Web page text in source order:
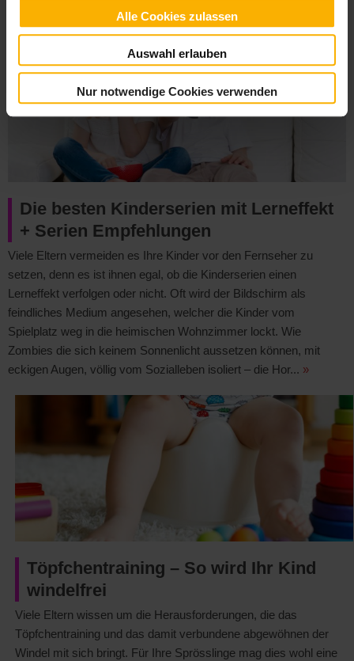
Alle Cookies zulassen
Auswahl erlauben
Nur notwendige Cookies verwenden
Die besten Kinderserien mit Lerneffekt
+ Serien Empfehlungen
Viele Eltern vermeiden es Ihre Kinder vor den Fernseher zu
setzen, denn es ist ihnen egal, ob die Kinderserien einen
Lerneffekt verfolgen oder nicht. Oft wird der Bildschirm als
feindliches Medium angesehen, welcher die Kinder vom
Spielplatz weg in die heimischen Wohnzimmer lockt. Wie
Zombies die sich keinem Sonnenlicht aussetzen können, mit
eckigen Augen, völlig vom Sozialleben isoliert – die Hor... »
Töpfchentraining – So wird Ihr Kind
windelfrei
Viele Eltern wissen um die Herausforderungen, die das
Töpfchentraining und das damit verbundene abgewöhnen der
Windel mit sich bringt. Für Ihre Sprösslinge mag dies wohl eine